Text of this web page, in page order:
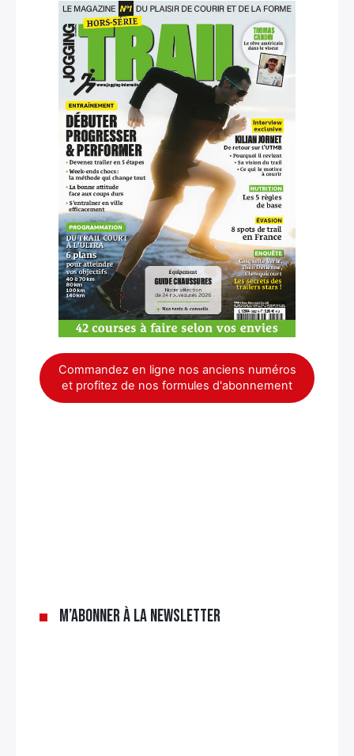
Commandez en ligne nos anciens numéros
et profitez de nos formules d'abonnement
M’abonner à la newsletter